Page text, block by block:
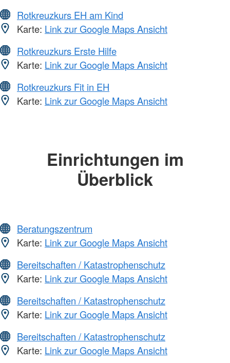
Rotkreuzkurs EH am Kind
Karte: Link zur Google Maps Ansicht
Rotkreuzkurs Erste Hilfe
Karte: Link zur Google Maps Ansicht
Rotkreuzkurs Fit in EH
Karte: Link zur Google Maps Ansicht
Einrichtungen im
Überblick
Beratungszentrum
Karte: Link zur Google Maps Ansicht
Bereitschaften / Katastrophenschutz
Karte: Link zur Google Maps Ansicht
Bereitschaften / Katastrophenschutz
Karte: Link zur Google Maps Ansicht
Bereitschaften / Katastrophenschutz
Karte: Link zur Google Maps Ansicht